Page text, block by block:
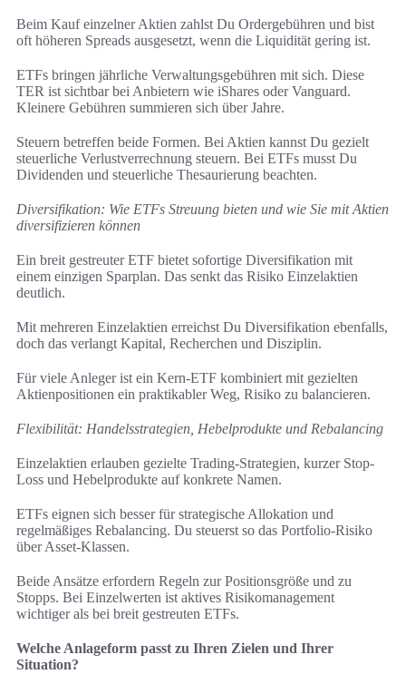
Beim Kauf einzelner Aktien zahlst Du Ordergebühren und bist
oft höheren Spreads ausgesetzt, wenn die Liquidität gering ist.
ETFs bringen jährliche Verwaltungsgebühren mit sich. Diese
TER ist sichtbar bei Anbietern wie iShares oder Vanguard.
Kleinere Gebühren summieren sich über Jahre.
Steuern betreffen beide Formen. Bei Aktien kannst Du gezielt
steuerliche Verlustverrechnung steuern. Bei ETFs musst Du
Dividenden und steuerliche Thesaurierung beachten.
Diversifikation: Wie ETFs Streuung bieten und wie Sie mit Aktien
diversifizieren können
Ein breit gestreuter ETF bietet sofortige Diversifikation mit
einem einzigen Sparplan. Das senkt das Risiko Einzelaktien
deutlich.
Mit mehreren Einzelaktien erreichst Du Diversifikation ebenfalls,
doch das verlangt Kapital, Recherchen und Disziplin.
Für viele Anleger ist ein Kern-ETF kombiniert mit gezielten
Aktienpositionen ein praktikabler Weg, Risiko zu balancieren.
Flexibilität: Handelsstrategien, Hebelprodukte und Rebalancing
Einzelaktien erlauben gezielte Trading-Strategien, kurzer Stop-
Loss und Hebelprodukte auf konkrete Namen.
ETFs eignen sich besser für strategische Allokation und
regelmäßiges Rebalancing. Du steuerst so das Portfolio-Risiko
über Asset-Klassen.
Beide Ansätze erfordern Regeln zur Positionsgröße und zu
Stopps. Bei Einzelwerten ist aktives Risikomanagement
wichtiger als bei breit gestreuten ETFs.
Welche Anlageform passt zu Ihren Zielen und Ihrer
Situation?